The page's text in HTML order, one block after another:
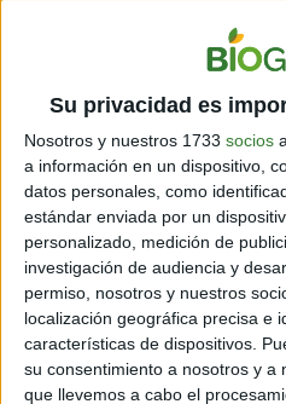
Su privacidad es
Nosotros y nuestros 1733 socios
a información en un dispositivo,
datos personales, como
estándar enviada por un
personalizado, medición de
investigación de audiencia y
permiso, nosotros y nuestros
localización geográfica precisa e
características de dispositivos.
su consentimiento a nosotros y a
que llevemos a cabo el
otra persona, pero son más
de sus percepciones
Capricornio tienen un
Tienden a ser tan simples
lo que hay”. Es importante
interior.
Tauro:manipula tus poderes
tranquilidad y relajación.
te puede dar todo tipo de
que cualquier otro signo,